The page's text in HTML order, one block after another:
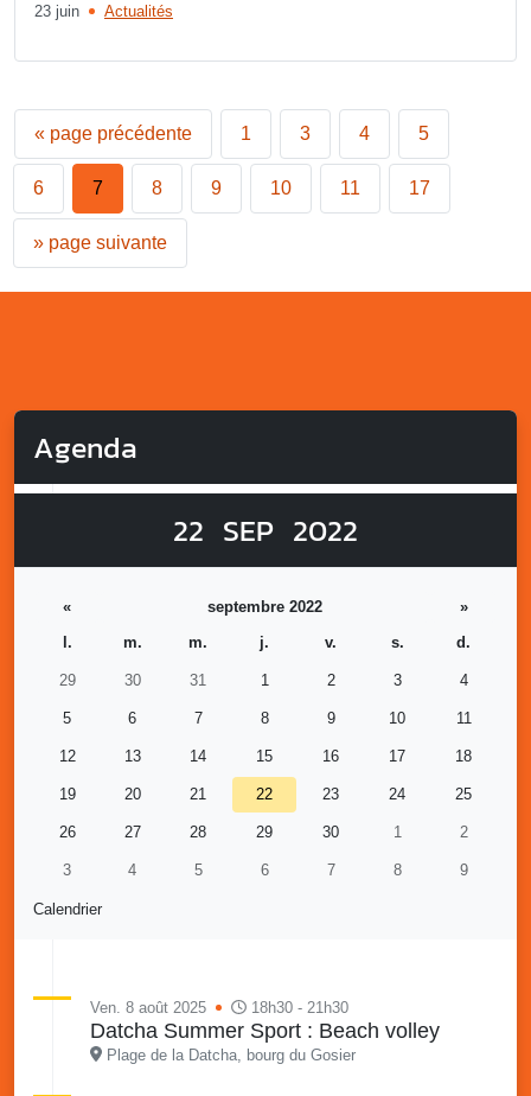
23 juin Actualités
« page précédente 1 3 4 5
6 7 8 9 10 11 17
» page suivante
Agenda
22 SEP 2022
Calendrier
« septembre 2022
»
l.
m. m. j. v. s. d.
29 30 31 1 2 3 4
5 6 7 8 9 10 11
12 13 14 15 16 17 18
19 20 21 22 23 24 25
26 27 28 29 30 1 2
3 4 5 6 7 8 9
Ven. 8 août 2025 18h30 - 21h30
Datcha Summer Sport : Beach volley
Plage de la Datcha, bourg du Gosier